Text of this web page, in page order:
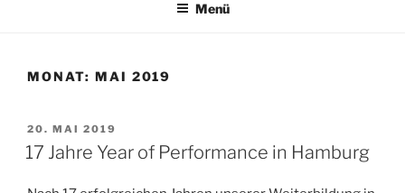
Menü
MONAT: MAI 2019
VERÖFFENTLICHT
AM
20. MAI 2019
17 Jahre Year of Performance in Hamburg